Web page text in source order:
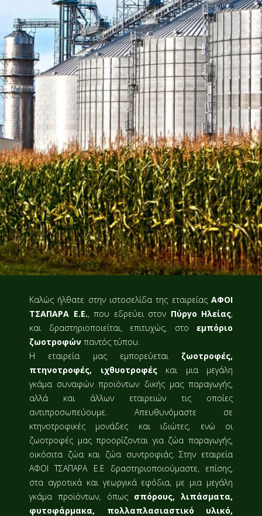
Καλώς ήλθατε στην ιστοσελίδα της εταιρείας ΑΦΟΙ
ΤΣΑΠΑΡΑ Ε.Ε., που εδρεύει στον Πύργο Ηλείας,
και δραστηριοποιείται, επιτυχώς, στο εμπόριο
ζωοτροφών παντός τύπου.
Η εταιρεία μας εμπορεύεται ζωοτροφές,
πτηνοτροφές, ιχθυοτροφέςκαι μια μεγάλη
γκάμα συναφών προϊόντων δικής μας παραγωγής,
αλλά και άλλων εταιρειών τις οποίες
αντιπροσωπεύουμε. Απευθυνόμαστε σε
κτηνοτροφικές μονάδες και ιδιώτες, ενώ οι
ζωοτροφές μας προορίζονται για ζώα παραγωγής,
οικόσιτα ζώα και ζώα συντροφιάς. Στην εταιρεία
ΑΦΟΙ ΤΣΑΠΑΡΑ Ε.Ε δραστηριοποιούμαστε, επίσης,
στα αγροτικά και γεωργικά εφόδια, με μια μεγάλη
γκάμα προϊόντων, όπως σπόρους, λιπάσματα,
φυτοφάρμακα, πολλαπλασιαστικό υλικό,